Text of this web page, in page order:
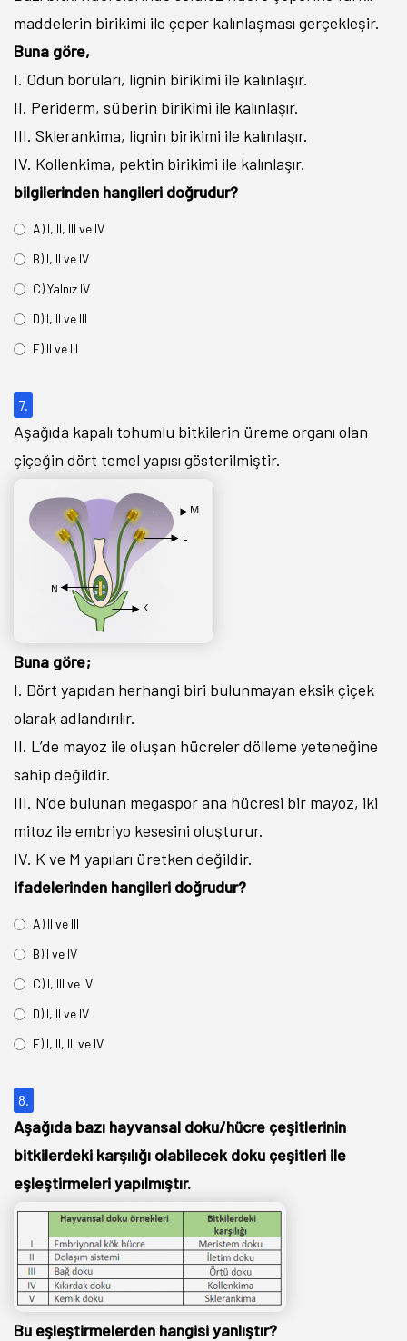
maddelerin birikimi ile çeper kalınlaşması gerçekleşir.
Buna göre,
I. Odun boruları, lignin birikimi ile kalınlaşır.
II. Periderm, süberin birikimi ile kalınlaşır.
III. Sklerankima, lignin birikimi ile kalınlaşır.
IV. Kollenkima, pektin birikimi ile kalınlaşır.
bilgilerinden hangileri doğrudur?
A) I, II, III ve IV
B) I, II ve IV
C) Yalnız IV
D) I, II ve III
E) II ve III
7.
Aşağıda kapalı tohumlu bitkilerin üreme organı olan
çiçeğin dört temel yapısı gösterilmiştir.
Buna göre;
I. Dört yapıdan herhangi biri bulunmayan eksik çiçek
olarak adlandırılır.
II. L’de mayoz ile oluşan hücreler dölleme yeteneğine
sahip değildir.
III. N’de bulunan megaspor ana hücresi bir mayoz, iki
mitoz ile embriyo kesesini oluşturur.
IV. K ve M yapıları üretken değildir.
ifadelerinden hangileri doğrudur?
A) II ve III
B) I ve IV
C) I, III ve IV
D) I, II ve IV
E) I, II, III ve IV
8.
Aşağıda bazı hayvansal doku/hücre çeşitlerinin
bitkilerdeki karşılığı olabilecek doku çeşitleri ile
eşleştirmeleri yapılmıştır.
Bu eşleştirmelerden hangisi yanlıştır?